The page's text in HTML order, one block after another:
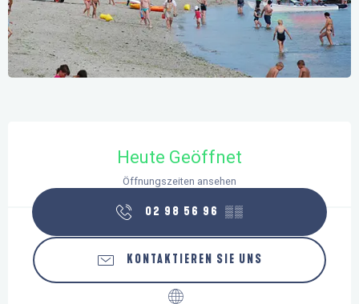
Heute Geöffnet
Öffnungszeiten ansehen
02 98 56 96 ▒▒
KONTAKTIEREN SIE UNS